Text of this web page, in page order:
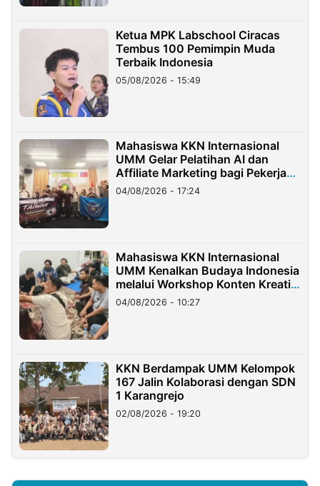
Ketua MPK Labschool Ciracas
Tembus 100 Pemimpin Muda
Terbaik Indonesia
05/08/2026 - 15:49
Mahasiswa KKN Internasional
UMM Gelar Pelatihan AI dan
Affiliate Marketing bagi Pekerja
Migran Indonesia di Taiwan
04/08/2026 - 17:24
Mahasiswa KKN Internasional
UMM Kenalkan Budaya Indonesia
melalui Workshop Konten Kreatif
di Taiwan
04/08/2026 - 10:27
KKN Berdampak UMM Kelompok
167 Jalin Kolaborasi dengan SDN
1 Karangrejo
02/08/2026 - 19:20